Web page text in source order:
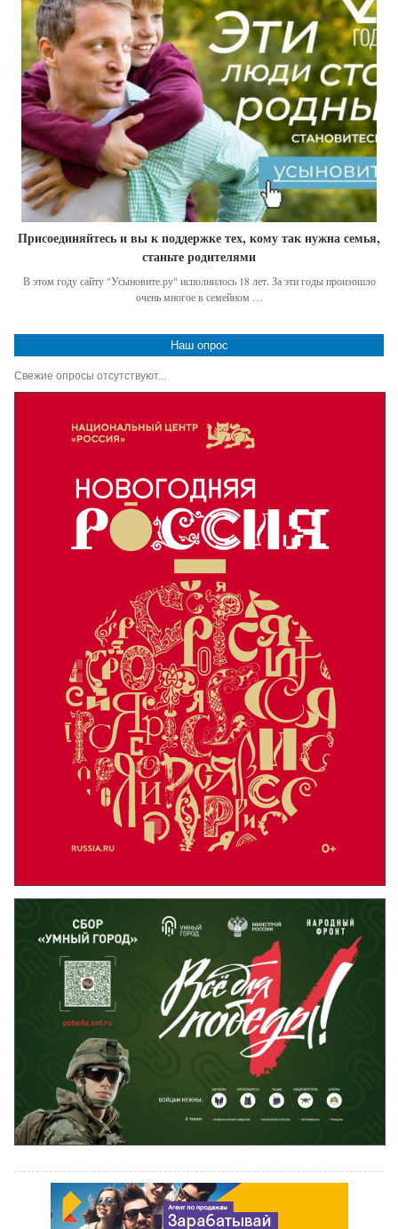
Присоединяйтесь и вы к поддержке тех, кому так нужна семья,
станьте родителями
В этом году сайту "Усыновите.ру" исполнилось 18 лет. За эти годы произошло
очень многое в семейном …
Наш опрос
Свежие опросы отсутствуют...